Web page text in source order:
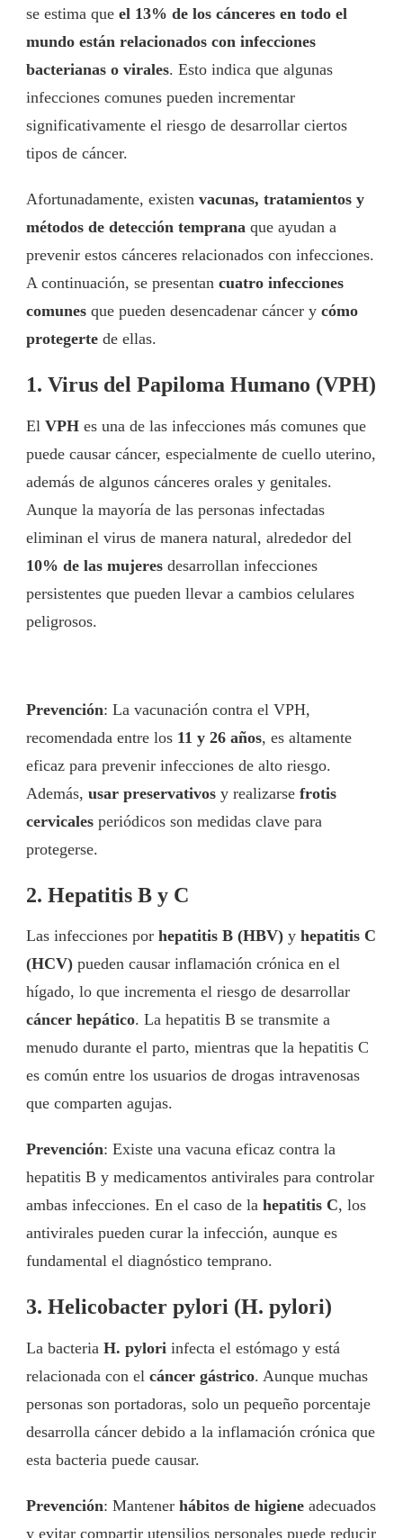
se estima que el 13% de los cánceres en todo el
mundo están relacionados con infecciones
bacterianas o virales. Esto indica que algunas
infecciones comunes pueden incrementar
significativamente el riesgo de desarrollar ciertos
tipos de cáncer.
Afortunadamente, existen vacunas, tratamientos y
métodos de detección temprana que ayudan a
prevenir estos cánceres relacionados con infecciones.
A continuación, se presentan cuatro infecciones
comunes que pueden desencadenar cáncer y cómo
protegerte de ellas.
1. Virus del Papiloma Humano (VPH)
El VPH es una de las infecciones más comunes que
puede causar cáncer, especialmente de cuello uterino,
además de algunos cánceres orales y genitales.
Aunque la mayoría de las personas infectadas
eliminan el virus de manera natural, alrededor del
10% de las mujeres desarrollan infecciones
persistentes que pueden llevar a cambios celulares
peligrosos.
Prevención: La vacunación contra el VPH,
recomendada entre los 11 y 26 años, es altamente
eficaz para prevenir infecciones de alto riesgo.
Además, usar preservativos y realizarse frotis
cervicales periódicos son medidas clave para
protegerse.
2. Hepatitis B y C
Las infecciones por hepatitis B (HBV) y hepatitis C
(HCV) pueden causar inflamación crónica en el
hígado, lo que incrementa el riesgo de desarrollar
cáncer hepático. La hepatitis B se transmite a
menudo durante el parto, mientras que la hepatitis C
es común entre los usuarios de drogas intravenosas
que comparten agujas.
Prevención: Existe una vacuna eficaz contra la
hepatitis B y medicamentos antivirales para controlar
ambas infecciones. En el caso de la hepatitis C, los
antivirales pueden curar la infección, aunque es
fundamental el diagnóstico temprano.
3. Helicobacter pylori (H. pylori)
La bacteria H. pylori infecta el estómago y está
relacionada con el cáncer gástrico. Aunque muchas
personas son portadoras, solo un pequeño porcentaje
desarrolla cáncer debido a la inflamación crónica que
esta bacteria puede causar.
Prevención: Mantener hábitos de higiene adecuados
y evitar compartir utensilios personales puede reducir